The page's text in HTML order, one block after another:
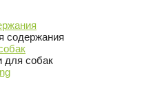
содержания
для собак